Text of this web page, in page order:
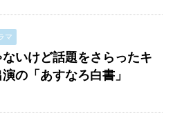
マ
いけど話題をさらったキ
の「あすなろ白書」